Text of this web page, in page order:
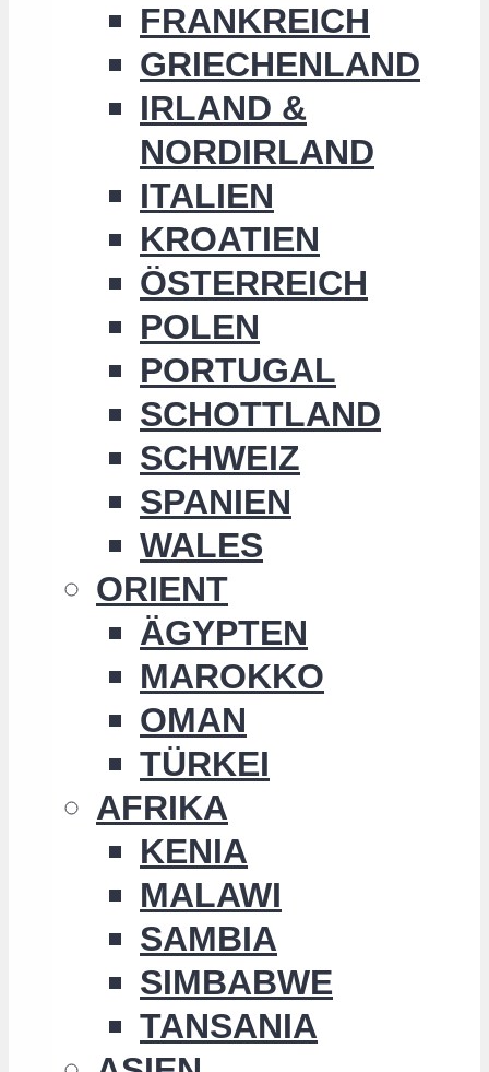
FRANKREICH
GRIECHENLAND
IRLAND &
NORDIRLAND
ITALIEN
KROATIEN
ÖSTERREICH
POLEN
PORTUGAL
SCHOTTLAND
SCHWEIZ
SPANIEN
WALES
ORIENT
ÄGYPTEN
MAROKKO
OMAN
TÜRKEI
AFRIKA
KENIA
MALAWI
SAMBIA
SIMBABWE
TANSANIA